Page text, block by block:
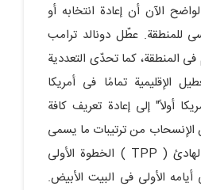
الآن أن إعادة انتخابه أو
للمنطقة. عطّل دونالد ترامب
المنطقة، کما تحدّى التعددیة
الإقلیمیة تمامًا فی أمریکا
أولاً" إلى إعادة تعریف کافة
الإنسحاب من ترتیبات ما یسمى
بالشراکة عبر المحیط الهادئ ( TPP ) الخطوة الأولى
الأولى فی البیت الأبیض.